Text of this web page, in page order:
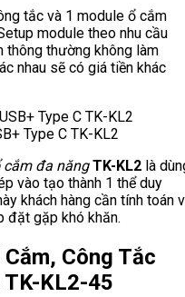
tắc và 1 module ổ cắm
module theo nhu cầu
thông thường không làm
nhau sẽ có giá tiền khác
Type C TK-KL2
cắm đa năng TK-KL2 là
vào tạo thành 1 thể duy
khách hàng cần tính toán
đặt gặp khó khăn.
Công Tắc
KL2-45